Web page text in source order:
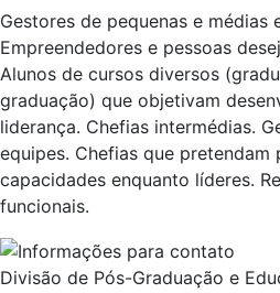
Gestores de pequenas e médias
Empreendedores e pessoas
Alunos de cursos diversos
graduação) que objetivam
liderança. Chefias intermédias.
equipes. Chefias que pretendam
capacidades enquanto líderes.
funcionais.
Divisão de Pós-Graduação e